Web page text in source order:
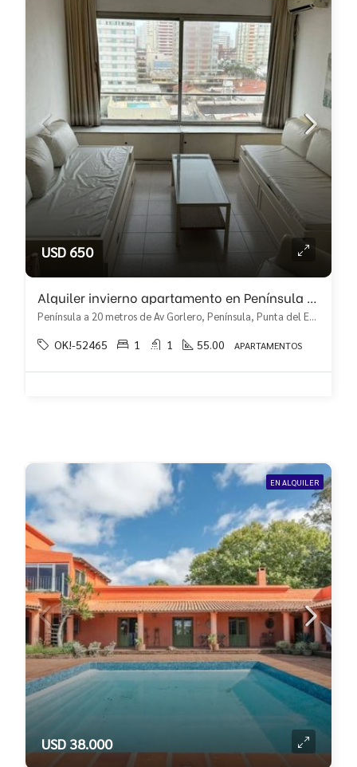
USD 650
Alquiler invierno apartamento en Península 1 dormitorios
Península a 20 metros de Av Gorlero, Península, Punta del Este
OK!-52465 1 1 55.00 APARTAMENTOS
EN ALQUILER
USD 38.000